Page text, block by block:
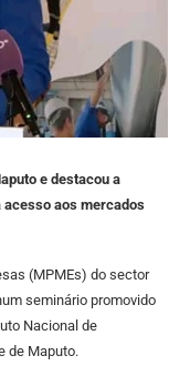
e destacou a
aos mercados
(MPMEs) do sector
seminário promovido
Nacional de
de Maputo.